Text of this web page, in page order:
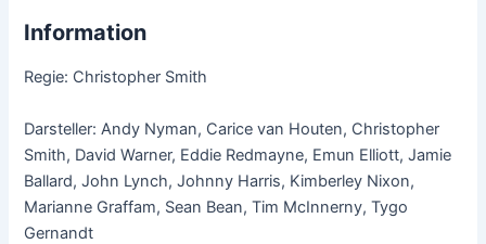
Information
Regie: Christopher Smith
Darsteller: Andy Nyman, Carice van Houten, Christopher
Smith, David Warner, Eddie Redmayne, Emun Elliott, Jamie
Ballard, John Lynch, Johnny Harris, Kimberley Nixon,
Marianne Graffam, Sean Bean, Tim McInnerny, Tygo
Gernandt